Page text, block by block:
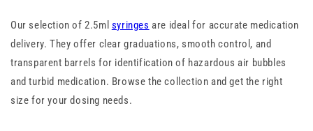
Our selection of 2.5ml syringes are ideal for accurate medication
delivery. They offer clear graduations, smooth control, and
transparent barrels for identification of hazardous air bubbles
and turbid medication. Browse the collection and get the right
size for your dosing needs.